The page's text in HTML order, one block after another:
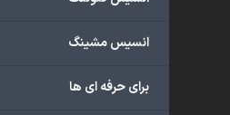
انسیس مشینگ
برای حرفه ای ها